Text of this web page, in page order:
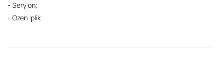
Serylon;
Ozen Iplik.